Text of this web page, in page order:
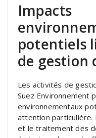
Impacts
potentiels
de gestion
Les activités de
Suez Environnement
environnementaux
attention particulière.
et le traitement des